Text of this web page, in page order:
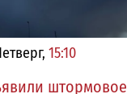
15:10
штормовое